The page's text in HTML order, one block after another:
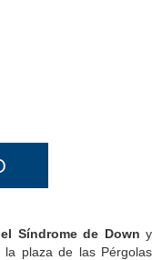
Síndrome de Down y
la plaza de las Pérgolas